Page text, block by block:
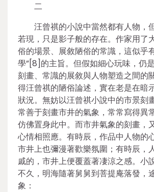
二
汪曾祺的小說中當然都有人物，
若現，只是影子般的存在。作家用了
俗的場景、展敘陋俗的常識，這似乎
學”[8]的主旨。但假如細心玩味，仍
刻畫、常識的展敘與人物塑造之間的
得汪曾祺的陋俗論述，實在老是在暗
狀況。無妨以汪曾祺小說中的市景刻
常善于刻畫市井的氣象，常常寫得異
仿佛置身此中。而市井氣象的刻畫，
心情相照應。有時辰，作品中人物的
市井上也彌漫著歡樂氛圍；有時辰，
戚的，市井上便覆蓋著凄涼之感。小
不久，明海隨著舅舅到菩提庵落發，
象：